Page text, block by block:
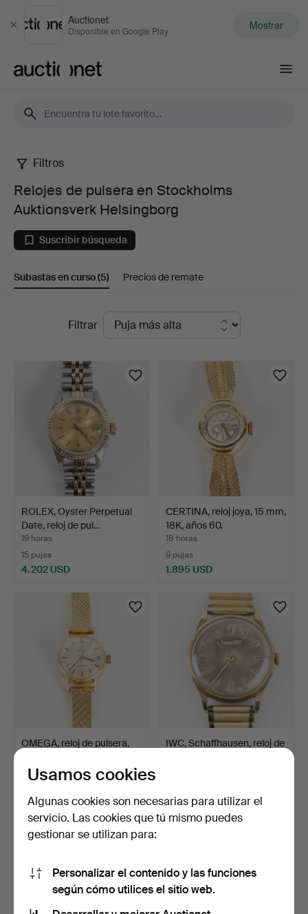
Cerrar
Auctionet
Disponible en Google Play Mostrar
Relojes
de
pulsera
en
Auktionsverk
Helsingborg
Filtros
Relojes de pulsera en Stockholms
Auktionsverk Helsingborg
Suscribir búsqueda
Subastas en curso(5) Precios de remate
SubastasFiltrar
ROLEX, Oyster Perpetual
Date, reloj de pul…
19 horas
15 pujas
4.202 USD
CERTINA, reloj joya, 15 mm,
18K, años 60.
18 horas
9 pujas
1.895 USD
OMEGA, reloj de pulsera,
5 días
1.576 USD
IWC, Schaffhausen, reloj de
536 USD
Usamos cookies
Algunas cookies son necesarias para utilizar el
servicio. Las cookies que tú mismo puedes
gestionar se utilizan para:
Personalizar el contenido y las funciones
según cómo utilices el sitio web.